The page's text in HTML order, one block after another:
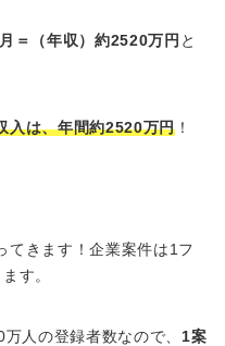
＝（年収）約2520万円 と
入は、年間約2520万円 ！
てきます！企業案件は1フ
す。
人の登録者数なので、 1案